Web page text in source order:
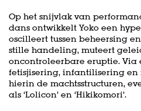
Op het snijvlak van
dans ontwikkelt Yoko een
oscilleert tussen beheersing
stille handeling, muteert
oncontroleerbare eruptie. Via
fetisjisering, infantilisering en
hierin de machtsstructuren,
als ‘Lolicon’ en ‘Hikikomori’.